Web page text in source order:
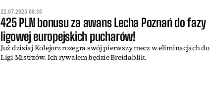
22.07.2025 08:35
425 PLN bonusu za awans Lecha Poznań do fazy
ligowej europejskich pucharów!
Już dzisiaj Kolejorz rozegra swój pierwszy mecz w eliminacjach do
Ligi Mistrzów. Ich rywalem będzie Breidablik.